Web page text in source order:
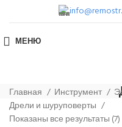
МЕНЮ
Главная Инструмент
Дрели и шуруповерты
Показаны все результаты (7)